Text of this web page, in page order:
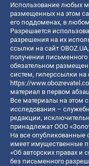
Использование любых
размещенных на этом
его поддоменах, в
Разрешается
разрешения на их
ссылки на сайт
получении
обязательном
систем, гиперссылки на
https://
материал в первом
Все материалы на этом
исследования –
редакции,
принадлежат ООО
На все опубликованные
имеет имущественные
«Об авторских правах и
без письменного